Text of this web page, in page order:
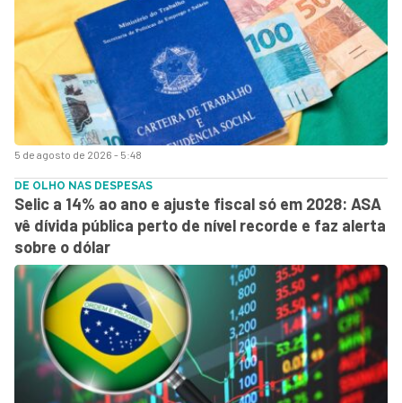
5 de agosto de 2026 - 5:48
DE OLHO NAS DESPESAS
Selic a 14% ao ano e ajuste fiscal só em 2028: ASA
vê dívida pública perto de nível recorde e faz alerta
sobre o dólar